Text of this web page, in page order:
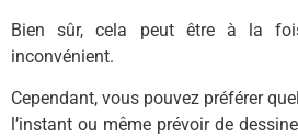
Bien sûr, cela peut être à la
inconvénient.
Cependant, vous pouvez préférer
l’instant ou même prévoir de